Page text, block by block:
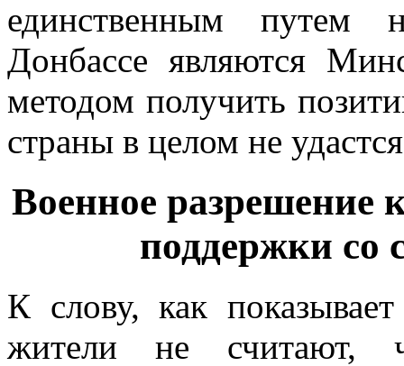
единственным путем
Донбассе являются
методом получить
страны в целом не
Военное
поддержки
К слову, как
жители не считают,